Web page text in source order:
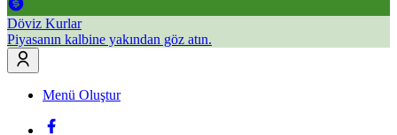
Döviz Kurlar
Piyasanın kalbine yakından göz atın.
Menü Oluştur